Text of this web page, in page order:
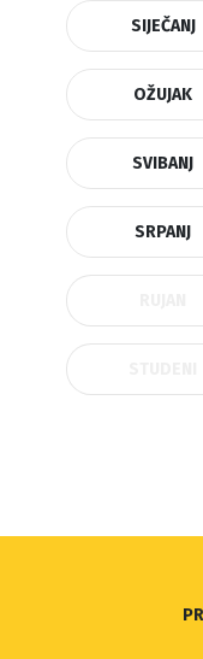
SIJEČANJ
OŽUJAK
SVIBANJ
SRPANJ